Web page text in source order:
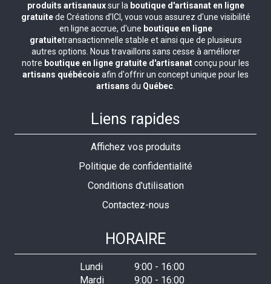
produits artisanauxsur la boutique d'artisanat en ligne
gratuitede Créations d’ICI, vous vous assurez d'une visibilité
en ligne accrue, d'une boutique en ligne
gratuitetransactionnelle stable et ainsi que de plusieurs
autres options. Nous travaillons sans cesse à améliorer
notre boutique en ligne gratuite d'artisanatconçu pour les
artisans québécois afin d'offrir un concept unique pour les
artisans du Québec
Liens rapides
Affichez vos produits
Politique de confidentialité
Conditions d'utilisation
Contactez-nous
HORAIRE
Lundi 9:00- 16:00
Mardi
9:00- 16:00